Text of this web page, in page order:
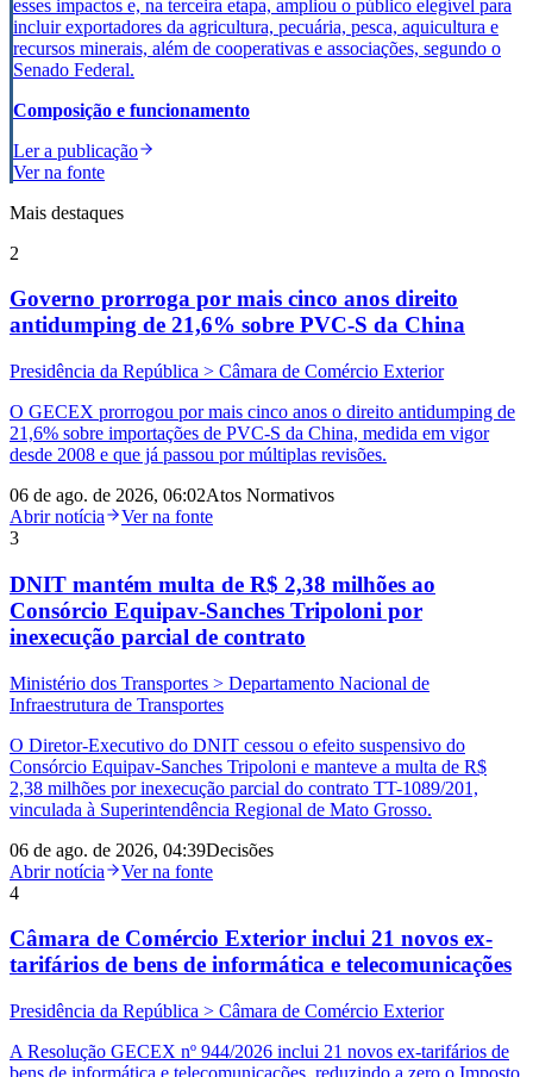
esses impactos e, na terceira etapa, ampliou o público elegível para
incluir exportadores da agricultura, pecuária, pesca, aquicultura e
recursos minerais, além de cooperativas e associações, segundo o
Senado Federal.
Composição e funcionamento
Ler a publicação
Ver na fonte
Mais destaques
2
Governo prorroga por mais cinco anos direito
antidumping de 21,6% sobre PVC-S da China
Presidência da República > Câmara de Comércio Exterior
O GECEX prorrogou por mais cinco anos o direito antidumping de
21,6% sobre importações de PVC-S da China, medida em vigor
desde 2008 e que já passou por múltiplas revisões.
06 de ago. de 2026, 06:02Atos Normativos
Abrir notícia
Ver na fonte
3
DNIT mantém multa de R$ 2,38 milhões ao
Consórcio Equipav-Sanches Tripoloni por
inexecução parcial de contrato
Ministério dos Transportes > Departamento Nacional de
Infraestrutura de Transportes
O Diretor-Executivo do DNIT cessou o efeito suspensivo do
Consórcio Equipav-Sanches Tripoloni e manteve a multa de R$
2,38 milhões por inexecução parcial do contrato TT-1089/201,
vinculada à Superintendência Regional de Mato Grosso.
06 de ago. de 2026, 04:39Decisões
Abrir notícia
Ver na fonte
4
Câmara de Comércio Exterior inclui 21 novos ex-
tarifários de bens de informática e telecomunicações
Presidência da República > Câmara de Comércio Exterior
A Resolução GECEX nº 944/2026 inclui 21 novos ex-tarifários de
bens de informática e telecomunicações, reduzindo a zero o Imposto